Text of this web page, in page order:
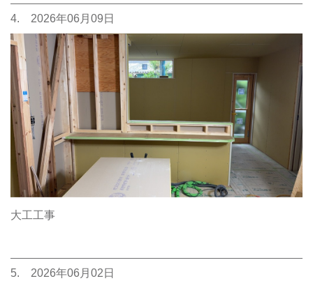
4. 2026年06月09日
大工工事
5. 2026年06月02日